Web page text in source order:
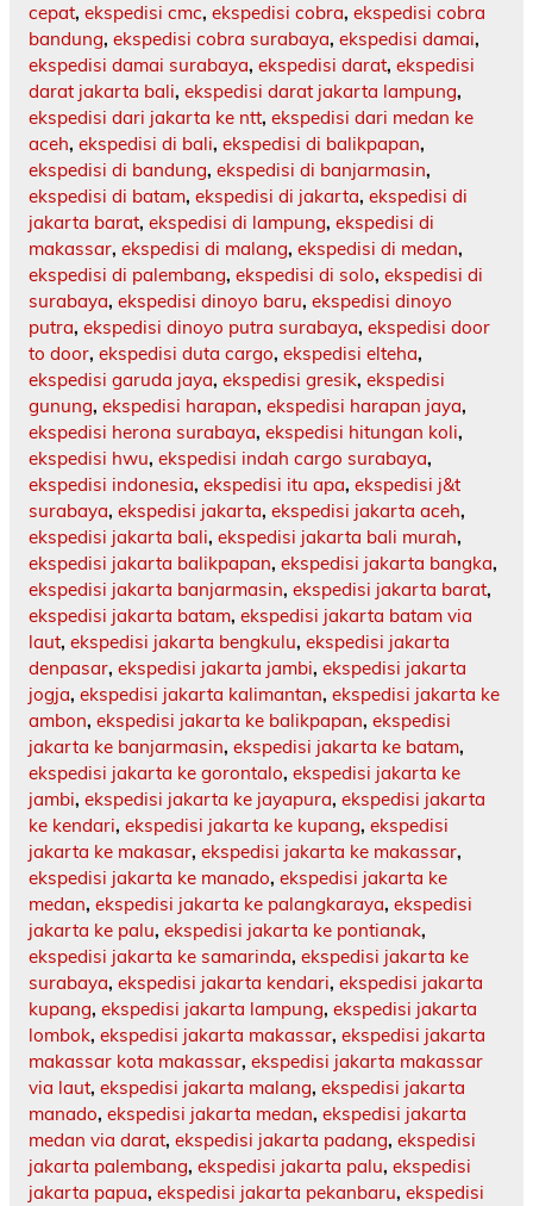
cepat, ekspedisi cmc, ekspedisi cobra, ekspedisi cobra
bandung, ekspedisi cobra surabaya, ekspedisi damai,
ekspedisi damai surabaya, ekspedisi darat, ekspedisi
darat jakarta bali, ekspedisi darat jakarta lampung,
ekspedisi dari jakarta ke ntt, ekspedisi dari medan ke
aceh, ekspedisi di bali, ekspedisi di balikpapan,
ekspedisi di bandung, ekspedisi di banjarmasin,
ekspedisi di batam, ekspedisi di jakarta, ekspedisi di
jakarta barat, ekspedisi di lampung, ekspedisi di
makassar, ekspedisi di malang, ekspedisi di medan,
ekspedisi di palembang, ekspedisi di solo, ekspedisi di
surabaya, ekspedisi dinoyo baru, ekspedisi dinoyo
putra, ekspedisi dinoyo putra surabaya, ekspedisi door
to door, ekspedisi duta cargo, ekspedisi elteha,
ekspedisi garuda jaya, ekspedisi gresik, ekspedisi
gunung, ekspedisi harapan, ekspedisi harapan jaya,
ekspedisi herona surabaya, ekspedisi hitungan koli,
ekspedisi hwu, ekspedisi indah cargo surabaya,
ekspedisi indonesia, ekspedisi itu apa, ekspedisi j&t
surabaya, ekspedisi jakarta, ekspedisi jakarta aceh,
ekspedisi jakarta bali, ekspedisi jakarta bali murah,
ekspedisi jakarta balikpapan, ekspedisi jakarta bangka,
ekspedisi jakarta banjarmasin, ekspedisi jakarta barat,
ekspedisi jakarta batam, ekspedisi jakarta batam via
laut, ekspedisi jakarta bengkulu, ekspedisi jakarta
denpasar, ekspedisi jakarta jambi, ekspedisi jakarta
jogja, ekspedisi jakarta kalimantan, ekspedisi jakarta ke
ambon, ekspedisi jakarta ke balikpapan, ekspedisi
jakarta ke banjarmasin, ekspedisi jakarta ke batam,
ekspedisi jakarta ke gorontalo, ekspedisi jakarta ke
jambi, ekspedisi jakarta ke jayapura, ekspedisi jakarta
ke kendari, ekspedisi jakarta ke kupang, ekspedisi
jakarta ke makasar, ekspedisi jakarta ke makassar,
ekspedisi jakarta ke manado, ekspedisi jakarta ke
medan, ekspedisi jakarta ke palangkaraya, ekspedisi
jakarta ke palu, ekspedisi jakarta ke pontianak,
ekspedisi jakarta ke samarinda, ekspedisi jakarta ke
surabaya, ekspedisi jakarta kendari, ekspedisi jakarta
kupang, ekspedisi jakarta lampung, ekspedisi jakarta
lombok, ekspedisi jakarta makassar, ekspedisi jakarta
makassar kota makassar, ekspedisi jakarta makassar
via laut, ekspedisi jakarta malang, ekspedisi jakarta
manado, ekspedisi jakarta medan, ekspedisi jakarta
medan via darat, ekspedisi jakarta padang, ekspedisi
jakarta palembang, ekspedisi jakarta palu, ekspedisi
jakarta papua, ekspedisi jakarta pekanbaru, ekspedisi